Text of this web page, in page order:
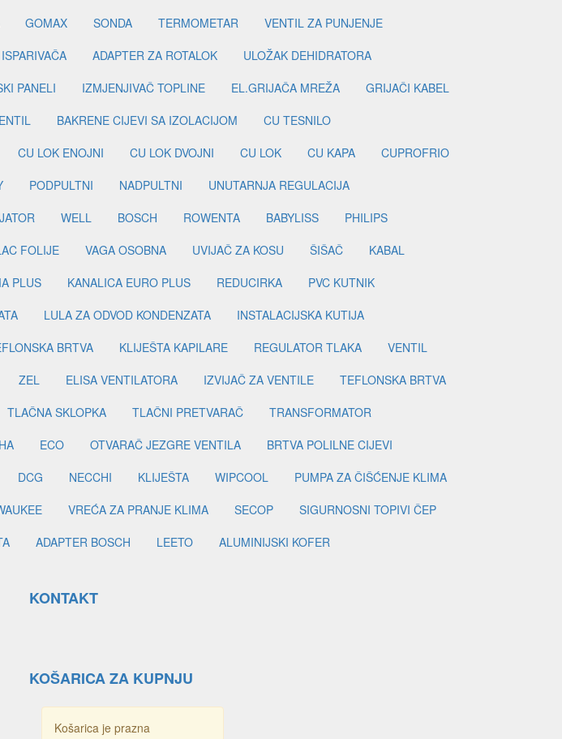
GOMAX SONDA TERMOMETAR
VENTIL ZA PUNJENJE
ADAPTER ZA ROTALOK
ULOŽAK DEHIDRATORA
PANELI IZMJENJIVAČ TOPLINE EL.GRIJAČA MREŽA
GRIJAČI KABEL
BAKRENE CIJEVI SA IZOLACIJOM
CU TESNILO
CU LOK ENOJNI CU LOK DVOJNI CU LOK CU KAPA
CUPROFRIO
PODPULTNI NADPULTNI
UNUTARNJA REGULACIJA
WELL BOSCH ROWENTA BABYLISS
PHILIPS
FOLIJE VAGA OSOBNA UVIJAČ ZA KOSU ŠIŠAČ
KABAL
PLUS KANALICA EURO PLUS REDUCIRKA
PVC KUTNIK
LULA ZA ODVOD KONDENZATA
INSTALACIJSKA KUTIJA
BRTVA KLIJEŠTA KAPILARE REGULATOR TLAKA
VENTIL
ZEL ELISA VENTILATORA IZVIJAČ ZA VENTILE
TEFLONSKA BRTVA
TLAČNA SKLOPKA TLAČNI PRETVARAČ
TRANSFORMATOR
ECO OTVARAČ JEZGRE VENTILA
BRTVA POLILNE CIJEVI
DCG NECCHI KLIJEŠTA WIPCOOL
PUMPA ZA ČIŠĆENJE KLIMA
VREĆA ZA PRANJE KLIMA SECOP
SIGURNOSNI TOPIVI ČEP
ADAPTER BOSCH LEETO ALUMINIJSKI KOFER
KONTAKT
KOŠARICA ZA KUPNJU
Košarica je prazna